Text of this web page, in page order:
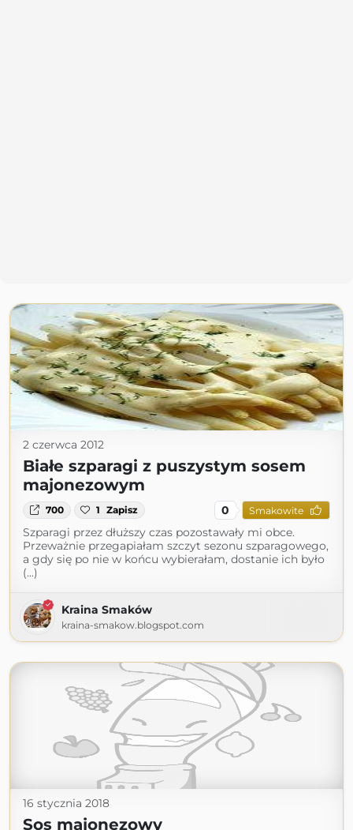
2 czerwca 2012
Białe szparagi z puszystym sosem
majonezowym
700 1 Zapisz 0 Smakowite
Szparagi przez dłuższy czas pozostawały mi obce.
Przeważnie przegapiałam szczyt sezonu szparagowego,
a gdy się po nie w końcu wybierałam, dostanie ich było
(...)
Kraina Smaków
kraina-smakow.blogspot.com
16 stycznia 2018
Sos majonezowy